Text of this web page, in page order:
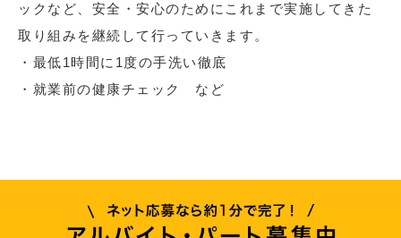
ックなど、安全・安心のためにこれまで実施してきた
取り組みを継続して行っていきます。
・最低1時間に1度の手洗い徹底
・就業前の健康チェック など